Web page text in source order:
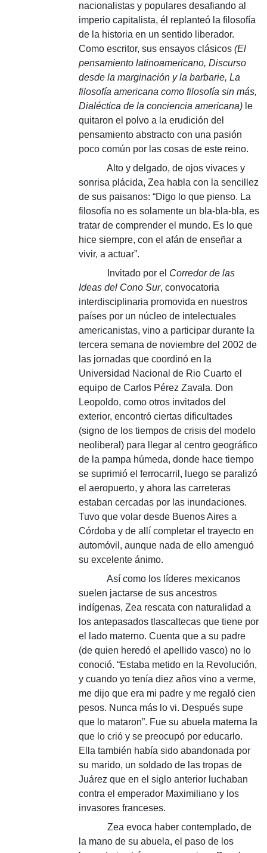
nacionalistas y populares desafiando al
imperio capitalista, él replanteó la filosofía
de la historia en un sentido liberador.
Como escritor, sus ensayos clásicos (El
pensamiento latinoamericano, Discurso
desde la marginación y la barbarie, La
filosofía americana como filosofía sin más,
Dialéctica de la conciencia americana) le
quitaron el polvo a la erudición del
pensamiento abstracto con una pasión
poco común por las cosas de este reino.
Alto y delgado, de ojos vivaces y
sonrisa plácida, Zea habla con la sencillez
de sus paisanos: “Digo lo que pienso. La
filosofía no es solamente un bla-bla-bla, es
tratar de comprender el mundo. Es lo que
hice siempre, con el afán de enseñar a
vivir, a actuar”.
Invitado por el Corredor de las
Ideas del Cono Sur, convocatoria
interdisciplinaria promovida en nuestros
países por un núcleo de intelectuales
americanistas, vino a participar durante la
tercera semana de noviembre del 2002 de
las jornadas que coordinó en la
Universidad Nacional de Rio Cuarto el
equipo de Carlos Pérez Zavala. Don
Leopoldo, como otros invitados del
exterior, encontró ciertas dificultades
(signo de los tiempos de crisis del modelo
neoliberal) para llegar al centro geográfico
de la pampa húmeda, donde hace tiempo
se suprimió el ferrocarril, luego se paralizó
el aeropuerto, y ahora las carreteras
estaban cercadas por las inundaciones.
Tuvo que volar desde Buenos Aires a
Córdoba y de allí completar el trayecto en
automóvil, aunque nada de ello amenguó
su excelente ánimo.
Así como los líderes mexicanos
suelen jactarse de sus ancestros
indígenas, Zea rescata con naturalidad a
los antepasados tlascaltecas que tiene por
el lado materno. Cuenta que a su padre
(de quien heredó el apellido vasco) no lo
conoció. “Estaba metido en la Revolución,
y cuando yo tenía diez años vino a verme,
me dijo que era mi padre y me regaló cien
pesos. Nunca más lo vi. Después supe
que lo mataron”. Fue su abuela materna la
que lo crió y se preocupó por educarlo.
Ella también había sido abandonada por
su marido, un soldado de las tropas de
Juárez que en el siglo anterior luchaban
contra el emperador Maximiliano y los
invasores franceses.
Zea evoca haber contemplado, de
la mano de su abuela, el paso de los